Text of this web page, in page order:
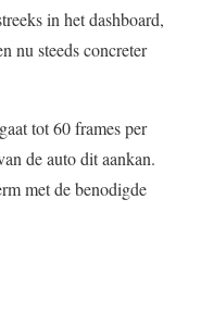
in het dashboard,
nu steeds concreter
tot 60 frames per
de auto dit aankan.
met de benodigde